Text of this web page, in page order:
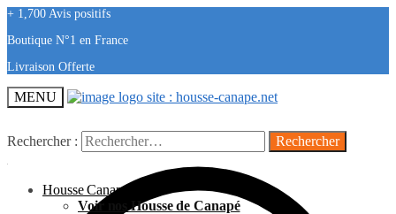
+ 1,700 Avis positifs
Boutique N°1 en France
Livraison Offerte
MENU
Rechercher :
Housse Canapé
Voir nos Housse de Canapé